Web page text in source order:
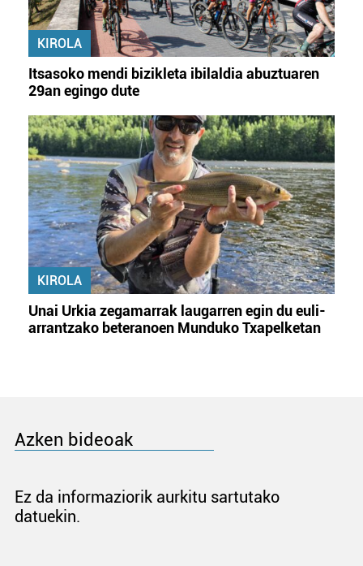
KIROLA
Itsasoko mendi bizikleta ibilaldia abuztuaren
29an egingo dute
KIROLA
Unai Urkia zegamarrak laugarren egin du euli-
arrantzako beteranoen Munduko Txapelketan
Azken bideoak
Ez da informaziorik aurkitu sartutako
datuekin.